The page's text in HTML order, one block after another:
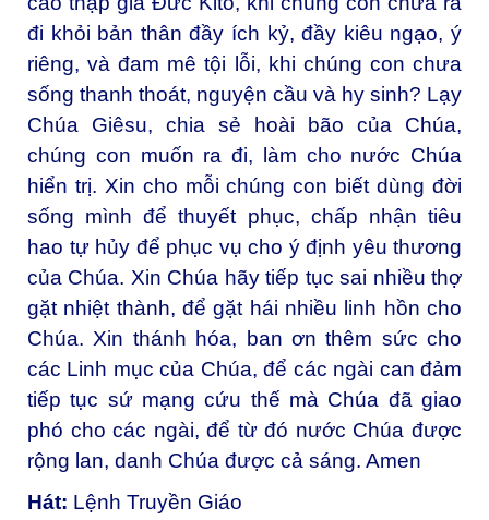
đi khỏi bản thân đầy ích kỷ, đầy kiêu ngạo, ý
riêng, và đam mê tội lỗi, khi chúng con chưa
sống thanh thoát, nguyện cầu và hy sinh? Lạy
Chúa Giêsu, chia sẻ hoài bão của Chúa,
chúng con muốn ra đi, làm cho nước Chúa
hiển trị. Xin cho mỗi chúng con biết dùng đời
sống mình để thuyết phục, chấp nhận tiêu
hao tự hủy để phục vụ cho ý định yêu thương
của Chúa. Xin Chúa hãy tiếp tục sai nhiều thợ
gặt nhiệt thành, để gặt hái nhiều linh hồn cho
Chúa. Xin thánh hóa, ban ơn thêm sức cho
các Linh mục của Chúa, để các ngài can đảm
tiếp tục sứ mạng cứu thế mà Chúa đã giao
phó cho các ngài, để từ đó nước Chúa được
rộng lan, danh Chúa được cả sáng. Amen
Hát: Lệnh Truyền Giáo